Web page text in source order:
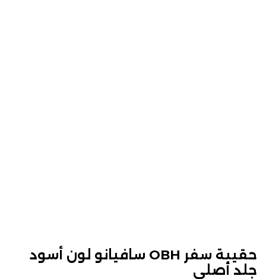
حقيبة سفر OBH سافيانو لون أسود
جلد أصلي